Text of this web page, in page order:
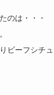
のは・・・
ビーフシチュ